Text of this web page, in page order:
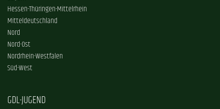
Hessen-Thüringen-Mittelrhein
Mitteldeutschland
Nord
Nord-Ost
Nordrhein-Westfalen
Süd-West
GDL-JUGEND